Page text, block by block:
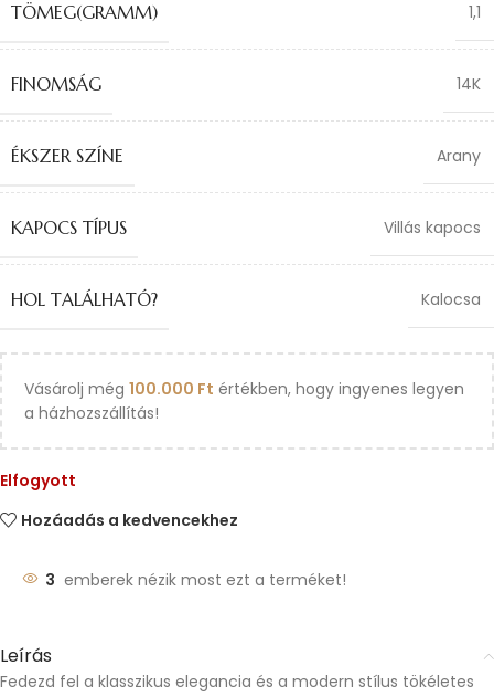
TÖMEG(GRAMM) 1,1
FINOMSÁG 14K
ÉKSZER SZÍNE Arany
KAPOCS TÍPUS Villás kapocs
HOL TALÁLHATÓ? Kalocsa
Vásárolj még 100.000 Ft értékben, hogy ingyenes legyen
a házhozszállítás!
Elfogyott
Hozáadás a kedvencekhez
3 emberek nézik most ezt a terméket!
Leírás
Fedezd fel a klasszikus elegancia és a modern stílus tökéletes